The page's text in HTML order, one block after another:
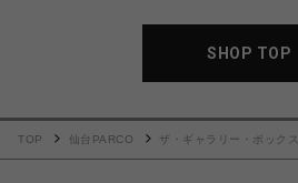
SHOP TOP
TOP 仙台PARCO ザ・ギャラリー・ボックス